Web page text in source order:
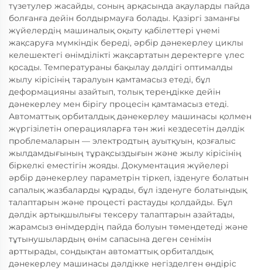
түзетулер жасайды, соның арқасында ақауларды пайда
болғанға дейін болдырмауға болады. Қазіргі заманғы
жүйелердің машиналық оқыту қабілеттері үнемі
жақсаруға мүмкіндік береді, әрбір дәнекерлеу циклы
келешектегі өнімділікті жақсартатын деректерге үлес
қосады. Температураны бақылау дәлдігі оптималды
жылу кірісінің таралуын қамтамасыз етеді, бұл
деформацияны азайтып, толық тереңдікке дейін
дәнекерлеу мен бірігу процесін қамтамасыз етеді.
Автоматтық орбиталдық дәнекерлеу машинасы қолмен
жүргізілетін операцияларға тән жиі кездесетін дәлдік
проблемаларын — электродтың ауытқуын, қозғалыс
жылдамдығының тұрақсыздығын және жылу кірісінің
біркелкі еместігін жояды. Документация жүйелері
әрбір дәнекерлеу параметрін тіркеп, ізденуге болатын
сапалық жазбаларды құрады, бұл ізденуге болатындық
талаптарын және процесті растауды қолдайды. Бұл
дәлдік артықшылығы тексеру талаптарын азайтады,
жарамсыз өнімдердің пайда болуын төмендетеді және
тұтынушылардың өнім сапасына деген сенімін
арттырады, сондықтан автоматтық орбиталдық
дәнекерлеу машинасы дәлдікке негізделген өндіріс